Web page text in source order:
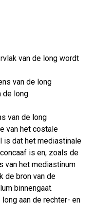
van de long wordt
van de long
de long
van de long
van het costale
is dat het mediastinale
is en, zoals de
van het mediastinum
de bron van de
binnengaat.
aan de rechter- en